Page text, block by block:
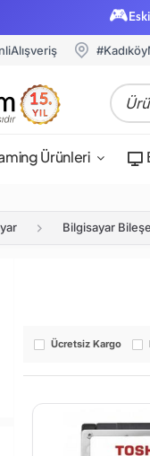
🎮
Ürünleri
Bilgisayar
Ücretsiz Kargo